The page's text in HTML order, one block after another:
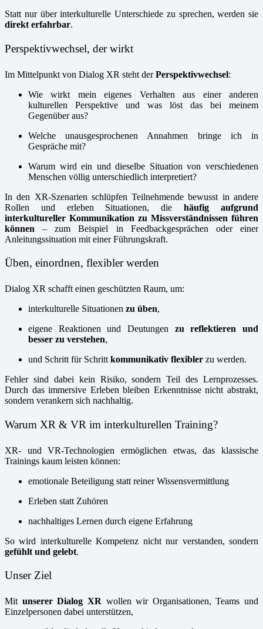
Statt nur über interkulturelle Unterschiede zu sprechen, werden sie
direkt erfahrbar.
Perspektivwechsel, der wirkt
Im Mittelpunkt von Dialog XR steht derPerspektivwechsel:
Wie wirkt mein eigenes Verhalten aus einer anderen
kulturellen Perspektive und was löst das bei meinem
Gegenüber aus?
Welche unausgesprochenen Annahmen bringe ich in
Gespräche mit?
Warum wird ein und dieselbe Situation von verschiedenen
Menschen völlig unterschiedlich interpretiert?
In den XR-Szenarien schlüpfen Teilnehmende bewusst in andere
Rollen und erleben Situationen, diehäufig aufgrund
interkultureller Kommunikation zu Missverständnissen führen
können – zum Beispiel in Feedbackgesprächen oder einer
Anleitungssituation mit einer Führungskraft.
Üben, einordnen, flexibler werden
Dialog XR schafft einen geschützten Raum, um:
interkulturelle Situationen zu üben,
eigene Reaktionen und Deutungen zu reflektieren und
besser zu verstehen,
und Schritt für Schrittkommunikativ flexibler zu werden.
Fehler sind dabei kein Risiko, sondern Teil des Lernprozesses.
Durch das immersive Erleben bleiben Erkenntnisse nicht abstrakt,
sondern verankern sich nachhaltig.
Warum XR & VR im interkulturellen Training?
XR- und VR-Technologien ermöglichen etwas, das klassische
Trainings kaum leisten können:
emotionale Beteiligung statt reiner Wissensvermittlung
Erleben statt Zuhören
nachhaltiges Lernen durch eigene Erfahrung
So wird interkulturelle Kompetenz nicht nur verstanden, sondern
gefühlt und gelebt.
Unser Ziel
Mit unserer Dialog XR wollen wir Organisationen, Teams und
Einzelpersonen dabei unterstützen,